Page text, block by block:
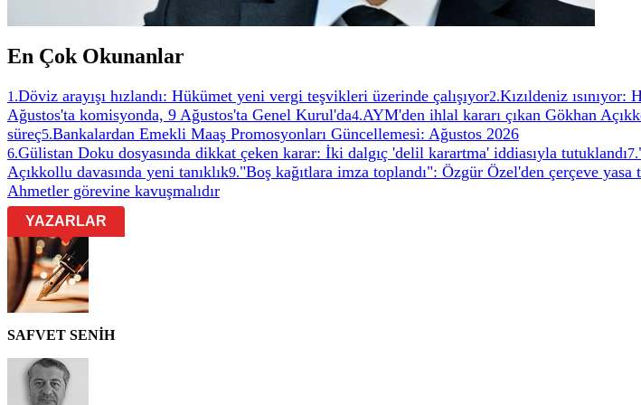
En Çok Okunanlar
1 .Döviz arayışı hızlandı: Hükümet yeni vergi teşvikleri üzerinde çalışıyor2.Kızıldeniz
Ağustos'ta komisyonda, 9 Ağustos'ta Genel Kurul'da4.AYM'den ihlal kararı çıkan Gökhan
süreç5.Bankalardan Emekli Maaş Promosyonları Güncellemesi: Ağustos 2026
6.Gülistan Doku dosyasında dikkat çeken karar: İki dalgıç 'delil karartma' iddiasıyla tutuklandı7.
Açıkkollu davasında yeni tanıklık9."Boş kağıtlara imza toplandı": Özgür Özel'den çerçeve yasa
Ahmetler görevine kavuşmalıdır
YAZARLAR
SAFVET SENİH